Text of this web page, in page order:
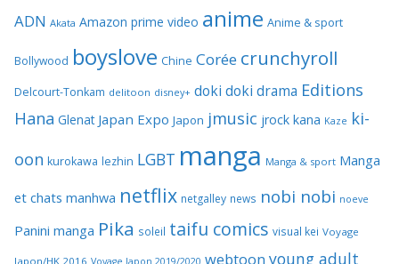
ADN Akata Amazon prime video anime Anime & sport
Bollywood boyslove Chine Corée crunchyroll
Delcourt-Tonkam delitoon disney+ doki doki drama Editions
Hana Glenat Japan Expo Japon jmusic jrock kana Kaze ki-
oon kurokawa lezhin LGBT manga Manga & sport Manga
et chats manhwa netflix netgalley news nobi nobi noeve
Panini manga Pika soleil taifu comics visual kei Voyage
Japon/HK 2016 Voyage Japon 2019/2020 webtoon young adult